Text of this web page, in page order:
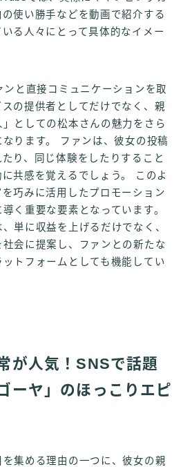
使い勝手などを動画で紹介する
る人々にとって具体的なイメー
と直接コミュニケーションを取
の提供者としてだけでなく、親
としての松本さんの魅力をさら
ります。 ファンは、彼女の投稿
り、同じ体験をしたりすること
共感を覚えるでしょう。 このよ
巧みに活用したプロモーション
く重要な要素となっています。
単に収益を上げるだけでなく、
会に提案し、ファンとの新たな
トフォームとしても機能してい
が人気！SNSで話題
ーヤ」のほっこりエピ
集める理由の一つに、彼女の親